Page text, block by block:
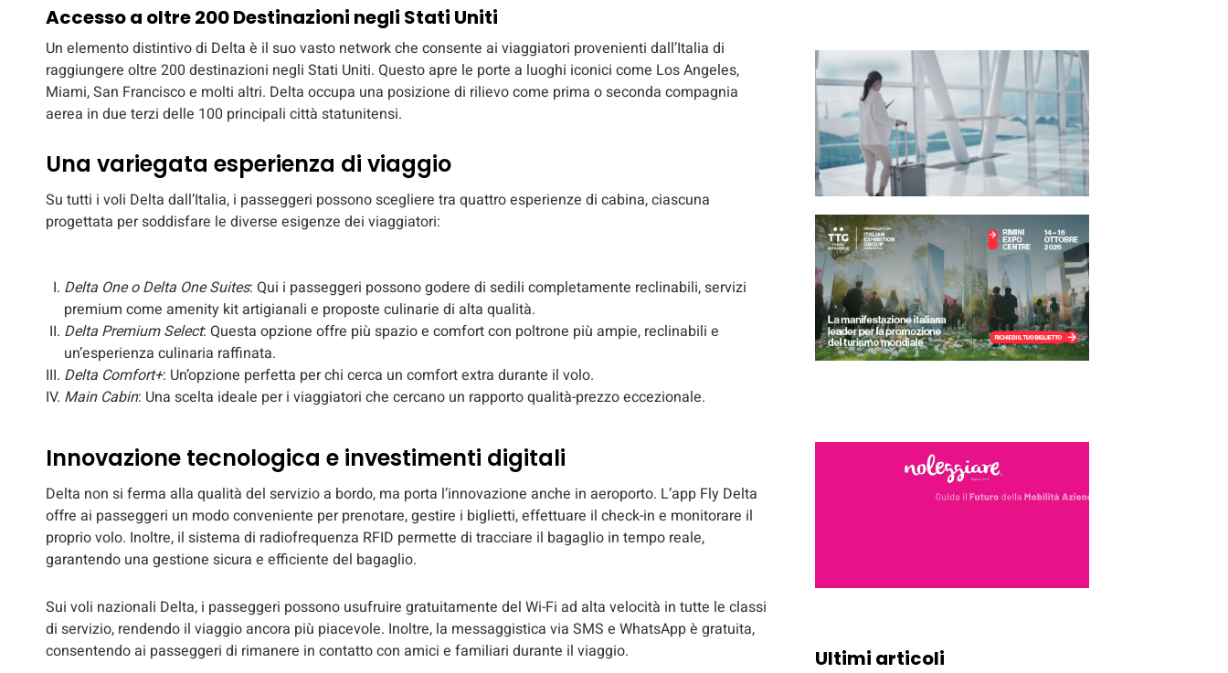
Accesso a oltre 200 Destinazioni negli Stati Uniti
Un elemento distintivo di Delta è il suo vasto network che consente ai viaggiatori provenienti dall’Italia di
raggiungere oltre 200 destinazioni negli Stati Uniti. Questo apre le porte a luoghi iconici come Los Angeles,
Miami, San Francisco e molti altri. Delta occupa una posizione di rilievo come prima o seconda compagnia
aerea in due terzi delle 100 principali città statunitensi.
Una variegata esperienza di viaggio
Su tutti i voli Delta dall’Italia, i passeggeri possono scegliere tra quattro esperienze di cabina, ciascuna
progettata per soddisfare le diverse esigenze dei viaggiatori:
Delta One o Delta One Suites: Qui i passeggeri possono godere di sedili completamente reclinabili, servizi
premium come amenity kit artigianali e proposte culinarie di alta qualità.
Delta Premium Select: Questa opzione offre più spazio e comfort con poltrone più ampie, reclinabili e
un’esperienza culinaria raffinata.
Delta Comfort+: Un’opzione perfetta per chi cerca un comfort extra durante il volo.
Main Cabin: Una scelta ideale per i viaggiatori che cercano un rapporto qualità-prezzo eccezionale.
Innovazione tecnologica e investimenti digitali
Delta non si ferma alla qualità del servizio a bordo, ma porta l’innovazione anche in aeroporto. L’app Fly Delta
offre ai passeggeri un modo conveniente per prenotare, gestire i biglietti, effettuare il check-in e monitorare il
proprio volo. Inoltre, il sistema di radiofrequenza RFID permette di tracciare il bagaglio in tempo reale,
garantendo una gestione sicura e efficiente del bagaglio.
Sui voli nazionali Delta, i passeggeri possono usufruire gratuitamente del Wi-Fi ad alta velocità in tutte le classi
di servizio, rendendo il viaggio ancora più piacevole. Inoltre, la messaggistica via SMS e WhatsApp è gratuita,
consentendo ai passeggeri di rimanere in contatto con amici e familiari durante il viaggio.
Ultimi articoli